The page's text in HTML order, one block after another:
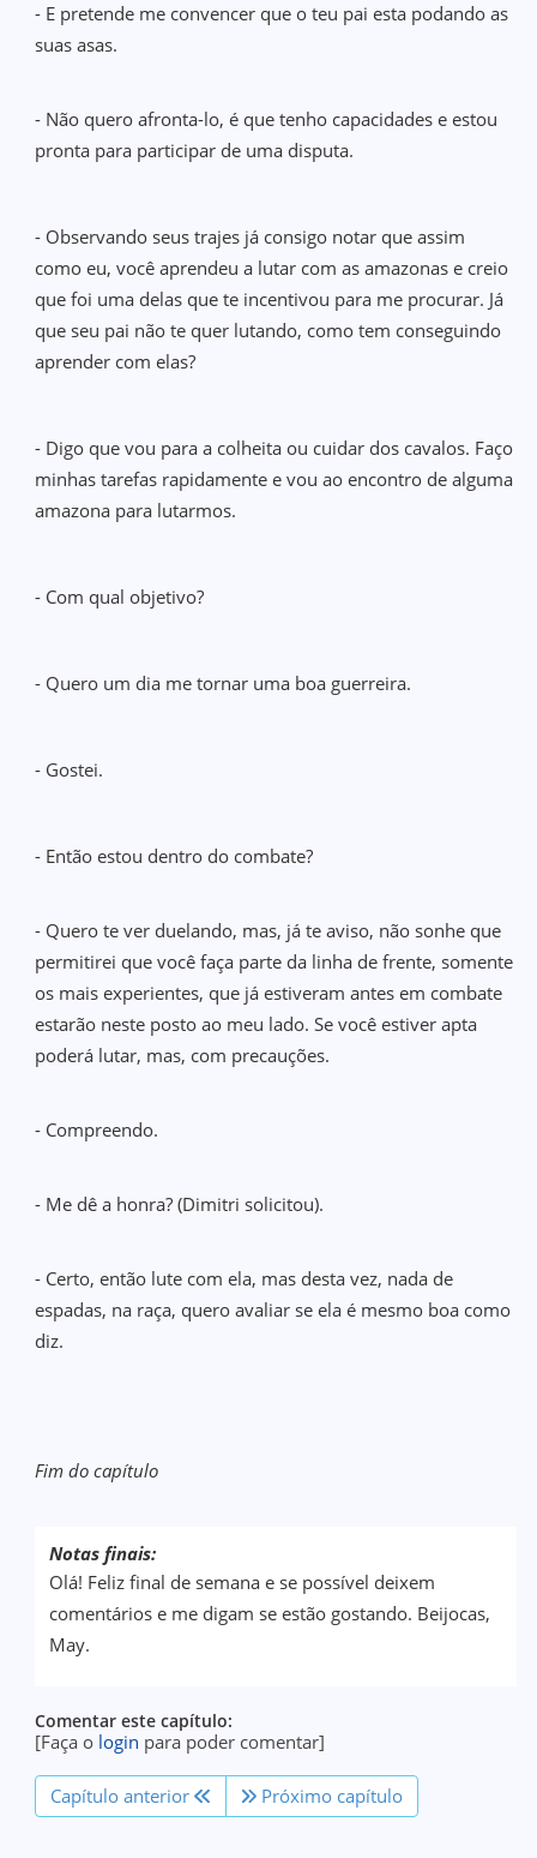
- E pretende me convencer que o teu pai esta podando as
suas asas.
- Não quero afronta-lo, é que tenho capacidades e estou
pronta para participar de uma disputa.
- Observando seus trajes já consigo notar que assim
como eu, você aprendeu a lutar com as amazonas e creio
que foi uma delas que te incentivou para me procurar. Já
que seu pai não te quer lutando, como tem conseguindo
aprender com elas?
- Digo que vou para a colheita ou cuidar dos cavalos. Faço
minhas tarefas rapidamente e vou ao encontro de alguma
amazona para lutarmos.
- Com qual objetivo?
- Quero um dia me tornar uma boa guerreira.
- Gostei.
- Então estou dentro do combate?
- Quero te ver duelando, mas, já te aviso, não sonhe que
permitirei que você faça parte da linha de frente, somente
os mais experientes, que já estiveram antes em combate
estarão neste posto ao meu lado. Se você estiver apta
poderá lutar, mas, com precauções.
- Compreendo.
- Me dê a honra? (Dimitri solicitou).
- Certo, então lute com ela, mas desta vez, nada de
espadas, na raça, quero avaliar se ela é mesmo boa como
diz.
Fim do capítulo
Notas finais:
Olá! Feliz final de semana e se possível deixem
comentários e me digam se estão gostando. Beijocas,
May.
Comentar este capítulo:
[Faça o login para poder comentar]
Capítulo anterior Próximo capítulo